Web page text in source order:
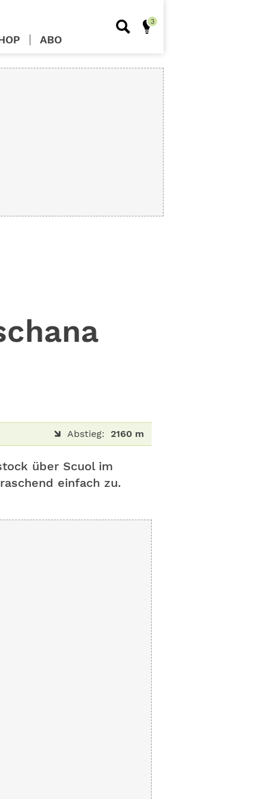
Abstieg: 2160 m
über Scuol im
einfach zu.
ABO